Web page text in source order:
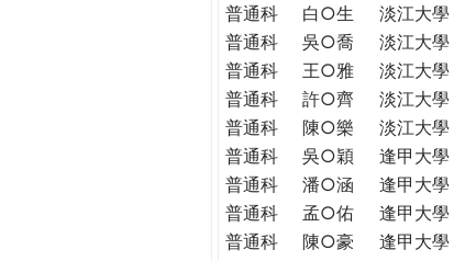
普通科
白○生 淡江大學
普通科
吳○喬 淡江大學
普通科
王○雅 淡江大學
普通科
許○齊 淡江大學
普通科
陳○樂 淡江大學
普通科
吳○穎 逢甲大學
普通科
潘○涵 逢甲大學
普通科
孟○佑 逢甲大學
普通科
陳○豪 逢甲大學